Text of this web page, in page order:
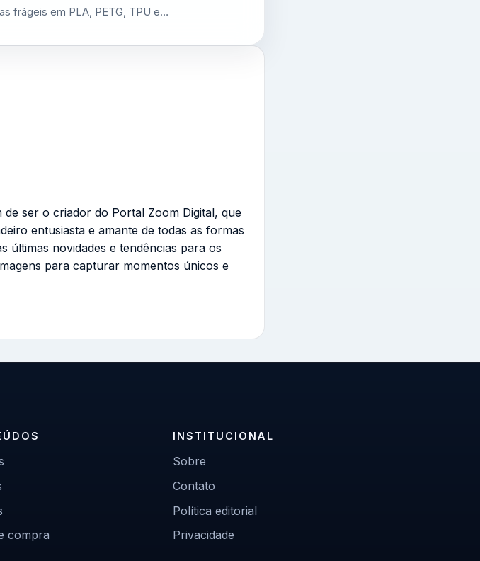
frágeis em PLA, PETG, TPU e…
ser o criador do Portal Zoom Digital, que
entusiasta e amante de todas as formas
últimas novidades e tendências para os
para capturar momentos únicos e
compra
INSTITUCIONAL
Sobre
Contato
Política editorial
Privacidade